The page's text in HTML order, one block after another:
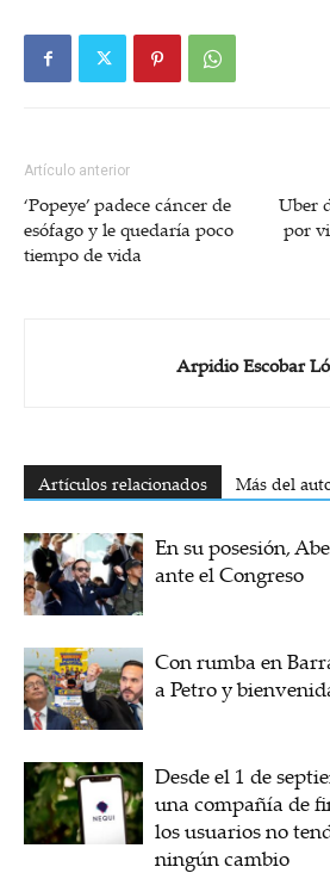
Artículo anterior
‘Popeye’ padece cáncer de
esófago y le quedaría poco
tiempo de vida
Uber
por
Arpidio Escobar
Artículos relacionados Más del
En su posesión,
ante el Congreso
Con rumba en
a Petro y
Desde el 1 de
una compañía de
los usuarios no
ningún cambio